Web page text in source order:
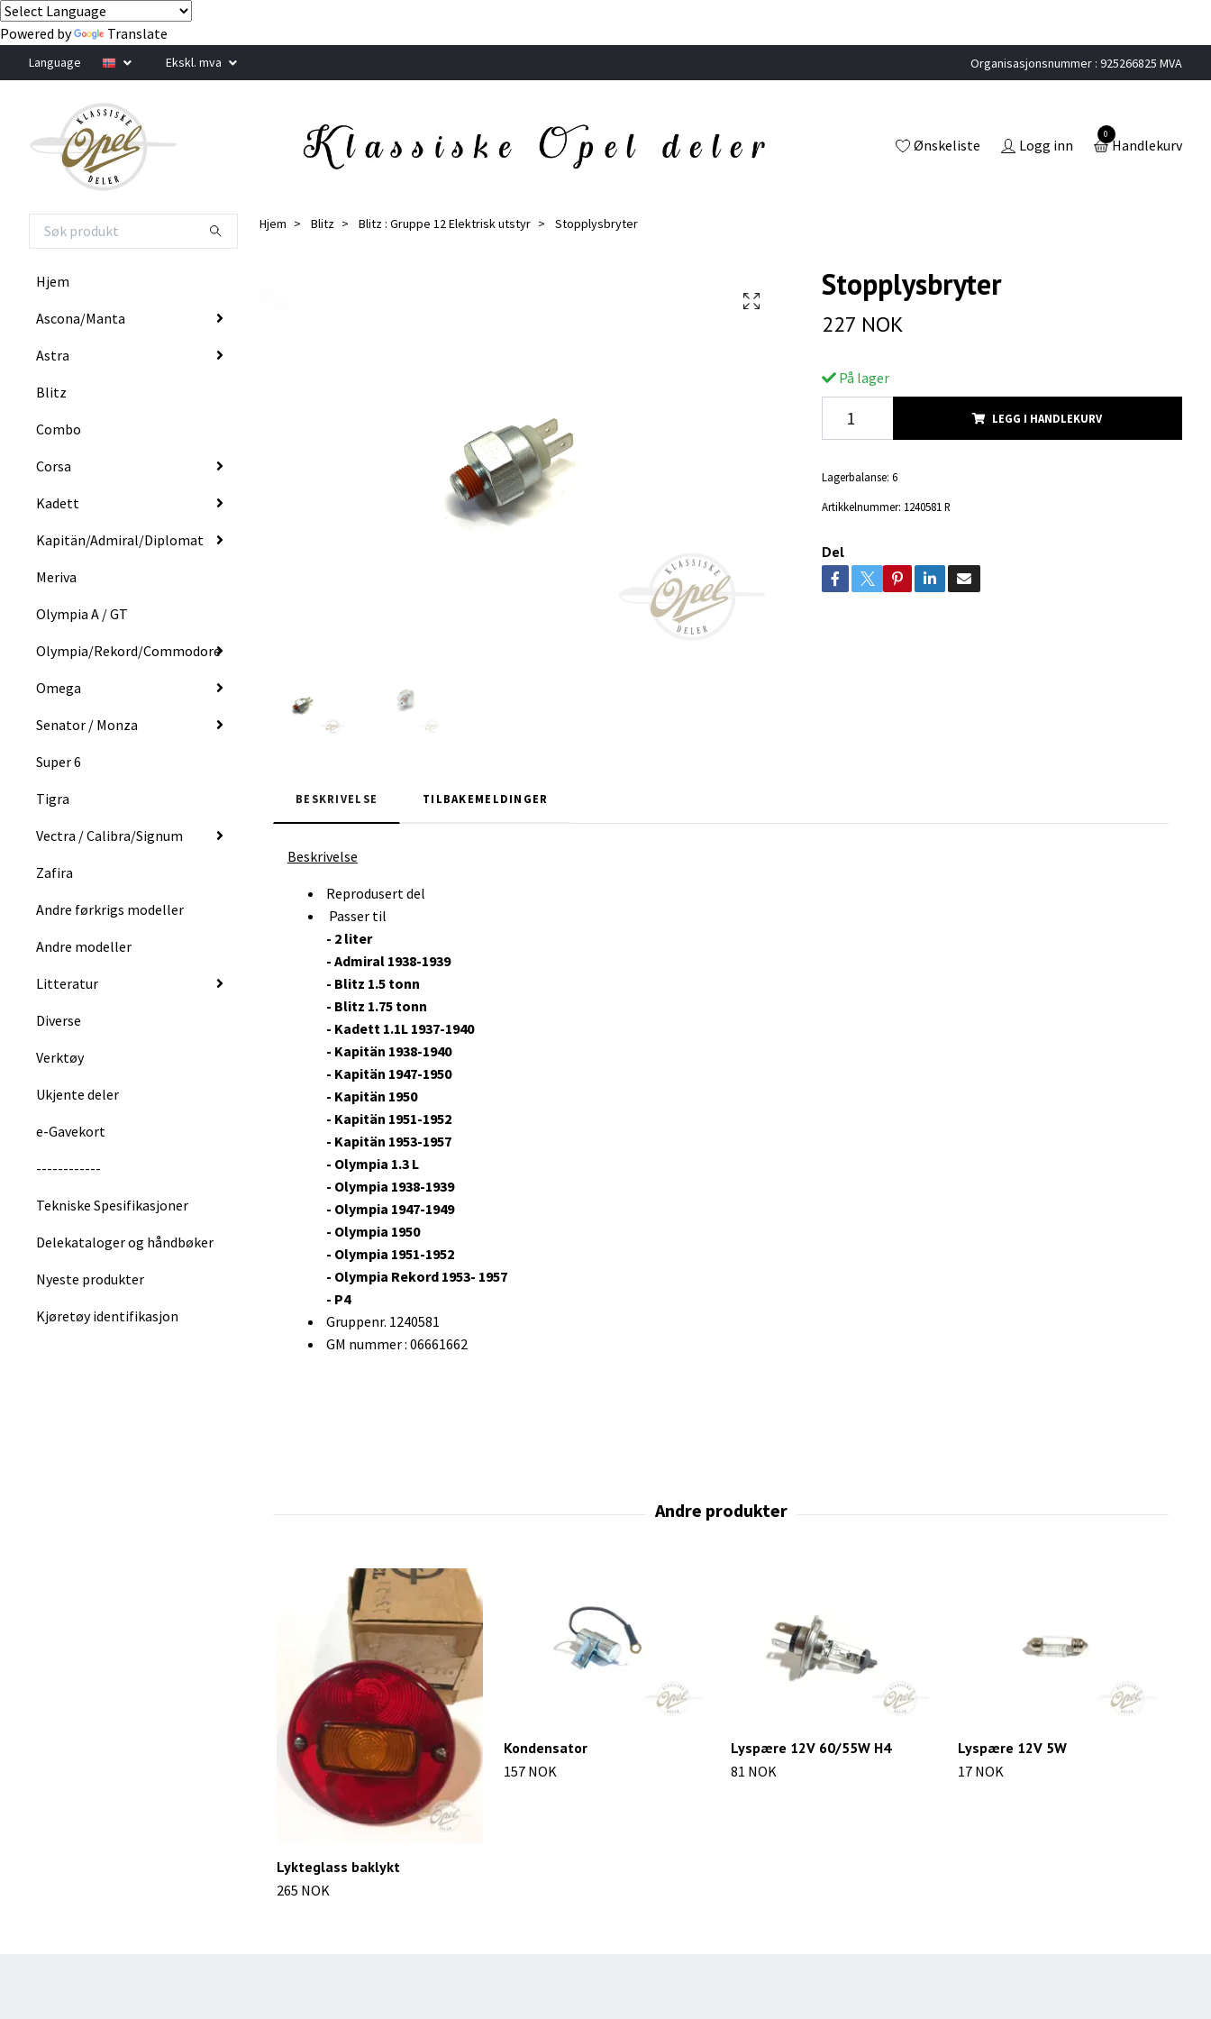
Powered by Translate
Language Ekskl. mva Organisasjonsnummer : 925266825 MVA
Ønskeliste Logg inn
0
Handlekurv
Hjem
Ascona/Manta
Astra
Blitz
Combo
Corsa
Kadett
Kapitän/Admiral/Diplomat
Meriva
Olympia A / GT
Olympia/Rekord/Commodore
Omega
Senator / Monza
Super 6
Tigra
Vectra / Calibra/Signum
Zafira
Andre førkrigs modeller
Andre modeller
Litteratur
Diverse
Verktøy
Ukjente deler
e-Gavekort
------------
Tekniske Spesifikasjoner
Delekataloger og håndbøker
Nyeste produkter
Kjøretøy identifikasjon
Hjem Blitz Blitz : Gruppe 12 Elektrisk utstyr Stopplysbryter
Stopplysbryter
227 NOK
På lager
LEGG I HANDLEKURV
Lagerbalanse: 6
Artikkelnummer: 1240581 R
Del
BESKRIVELSE TILBAKEMELDINGER
Beskrivelse
Reprodusert del
Passer til
- 2 liter
- Admiral 1938-1939
- Blitz 1.5 tonn
- Blitz 1.75 tonn
- Kadett 1.1L 1937-1940
- Kapitän 1938-1940
- Kapitän 1947-1950
- Kapitän 1950
- Kapitän 1951-1952
- Kapitän 1953-1957
- Olympia 1.3 L
- Olympia 1938-1939
- Olympia 1947-1949
- Olympia 1950
- Olympia 1951-1952
- Olympia Rekord 1953- 1957
- P4
Gruppenr. 1240581
GM nummer : 06661662
Lykteglass baklykt
265 NOK
Kondensator
157 NOK
Lyspære 12V 60/55W H4
81 NOK
Lyspære 12V 5W
17 NOK